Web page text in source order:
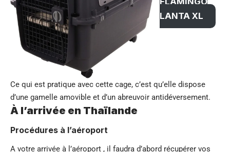
LANTA XL
Ce qui est pratique avec cette cage, c’est qu’elle dispose
d’une gamelle amovible et d’un abreuvoir antidéversement.
À l’arrivée en Thaïlande
Procédures à l’aéroport
A votre arrivée à l’aéroport , il faudra d’abord récupérer vos